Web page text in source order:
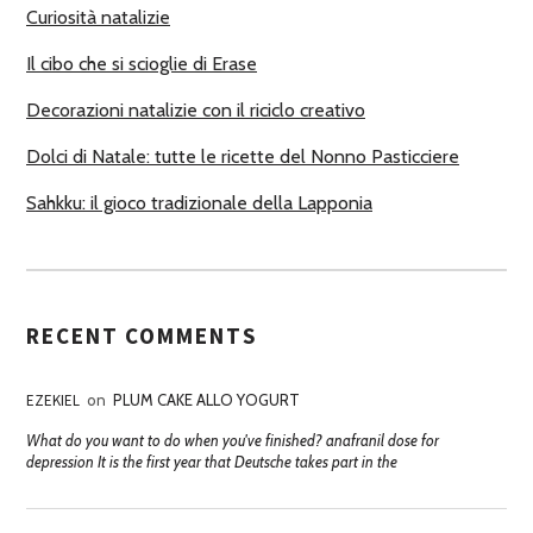
I
Curiosità natalizie
Il cibo che si scioglie di Erase
Decorazioni natalizie con il riciclo creativo
Dolci di Natale: tutte le ricette del Nonno Pasticciere
Sahkku: il gioco tradizionale della Lapponia
RECENT COMMENTS
EZEKIEL on PLUM CAKE ALLO YOGURT
What do you want to do when you've finished? anafranil dose for
depression It is the first year that Deutsche takes part in the